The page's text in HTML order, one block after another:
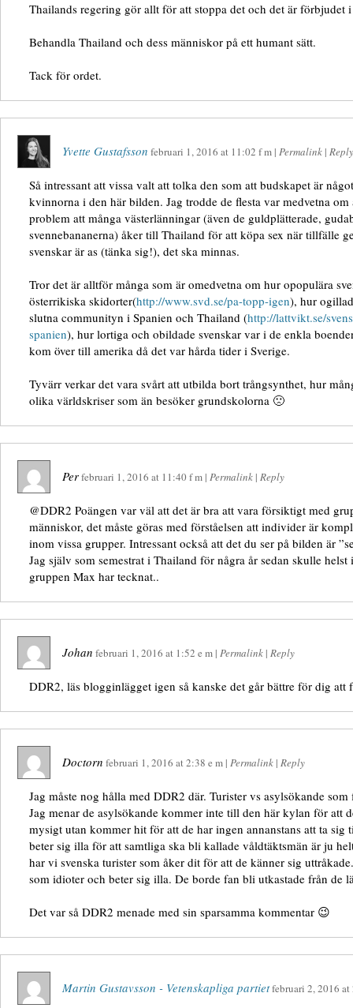
Thailands regering gör allt för att stoppa det och det är förbjudet
Behandla Thailand och dess människor på ett humant sätt.
Tack för ordet.
Yvette Gustafsson februari 1, 2016 at 11:02 f m | Permalink | Reply
Så intressant att vissa valt att tolka den som att budskapet är
kvinnorna i den här bilden. Jag trodde de flesta var medvetna om
problem att många västerlänningar (även de guldplätterade,
svennebananerna) åker till Thailand för att köpa sex när tillfälle
svenskar är as (tänka sig!), det ska minnas.
Tror det är alltför många som är omedvetna om hur opopulära
österrikiska skidorter(http://www.svd.se/pa-topp-igen), hur
slutna communityn i Spanien och Thailand (http://lattvikt.se/
spanien), hur lortiga och obildade svenskar var i de enkla
kom över till amerika då det var hårda tider i Sverige.
Tyvärr verkar det vara svårt att utbilda bort trångsynthet, hur
olika världskriser som än besöker grundskolorna 🙁
Perfebruari 1, 2016 at 11:40 f m | Permalink | Reply
@DDR2 Poängen var väl att det är bra att vara försiktigt med
människor, det måste göras med förståelsen att individer är
inom vissa grupper. Intressant också att det du ser på bilden är
Jag själv som semestrat i Thailand för några år sedan skulle
gruppen Max har tecknat..
Johan februari 1, 2016 at 1:52 e m | Permalink | Reply
DDR2, läs blogginlägget igen så kanske det går bättre för dig att
Doctorn februari 1, 2016 at2:38 e m | Permalink | Reply
Jag måste nog hålla med DDR2 där. Turister vs asylsökande
Jag menar de asylsökande kommer inte till den här kylan för att
mysigt utan kommer hit för att de har ingen annanstans att ta sig
beter sig illa för att samtliga ska bli kallade våldtäktsmän är ju
har vi svenska turister som åker dit för att de känner sig
som idioter och beter sig illa. De borde fan bli utkastade från de
Det var så DDR2 menade med sin sparsamma kommentar 😉
Martin Gustavsson - Vetenskapliga partietfebruari 2, 2016 at